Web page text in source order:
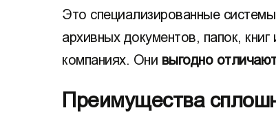
Это специализированные
архивных документов, папок,
компаниях. Они выгодно
Преимущества